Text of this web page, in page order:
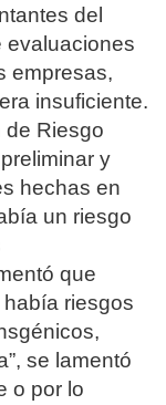
del
evaluaciones
empresas,
insuficiente.
de Riesgo
y
hechas en
un riesgo
que
riesgos
se lamentó
o por lo